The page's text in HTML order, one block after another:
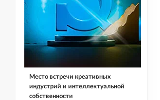
Место встречи креативных
индустрий и интеллектуальной
собственности